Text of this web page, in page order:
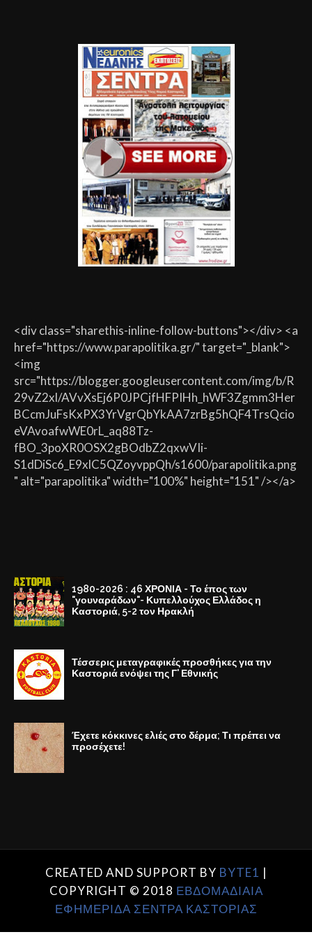
<div class="sharethis-inline-follow-buttons"></div> <a
href="https://www.parapolitika.gr/" target="_blank">
<img
src="https://blogger.googleusercontent.com/img/b/R
29vZ2xl/AVvXsEj6P0JPCjfHFPIHh_hWF3Zgmm3Her
BCcmJuFsKxPX3YrVgrQbYkAA7zrBg5hQF4TrsQcio
eVAvoafwWE0rL_aq88Tz-
fBO_3poXR0OSX2gBOdbZ2qxwVIi-
S1dDiSc6_E9xlC5QZoyvppQh/s1600/parapolitika.png
" alt="parapolitika" width="100%" height="151" /></a>
1980-2026 : 46 ΧΡΟΝΙΑ - Το έπος των
"γουναράδων"- Κυπελλούχος Ελλάδος η
Καστοριά, 5-2 τον Ηρακλή
Τέσσερις μεταγραφικές προσθήκες για την
Καστοριά ενόψει της Γ' Εθνικής
Έχετε κόκκινες ελιές στο δέρμα; Τι πρέπει να
προσέχετε!
CREATED AND SUPPORT BY BYTE1 |
COPYRIGHT © 2018 ΕΒΔΟΜΑΔΙΑΙΑ
ΕΦΗΜΕΡΙΔΑ ΣΕΝΤΡΑ ΚΑΣΤΟΡΙΑΣ